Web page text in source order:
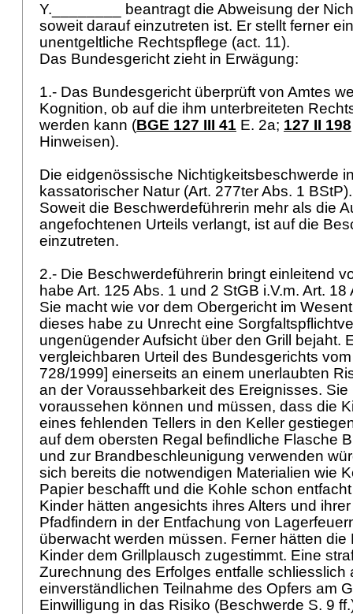
Y.________ beantragt die Abweisung der
soweit darauf einzutreten ist. Er stellt ferner
unentgeltliche Rechtspflege (act. 11).
Das Bundesgericht zieht in Erwägung:
1.- Das Bundesgericht überprüft von Amtes
Kognition, ob auf die ihm unterbreiteten
werden kann (BGE 127 III 41 E. 2a; 127 II 198
Hinweisen).
Die eidgenössische Nichtigkeitsbeschwerde
kassatorischer Natur (Art. 277ter Abs. 1 BStP
Soweit die Beschwerdeführerin mehr als die
angefochtenen Urteils verlangt, ist auf die
einzutreten.
2.- Die Beschwerdeführerin bringt einleitend
habe Art. 125 Abs. 1 und 2 StGB i.V.m. Art. 18
Sie macht wie vor dem Obergericht im
dieses habe zu Unrecht eine
ungenügender Aufsicht über den Grill bejaht.
vergleichbaren Urteil des Bundesgerichts
728/1999] einerseits an einem unerlaubten
an der Voraussehbarkeit des Ereignisses. Sie
voraussehen können und müssen, dass die
eines fehlenden Tellers in den Keller
auf dem obersten Regal befindliche Flasche
und zur Brandbeschleunigung verwenden
sich bereits die notwendigen Materialien wie
Papier beschafft und die Kohle schon
Kinder hätten angesichts ihres Alters und
Pfadfindern in der Entfachung von
überwacht werden müssen. Ferner hätten die
Kinder dem Grillplausch zugestimmt. Eine
Zurechnung des Erfolges entfalle schliesslich
einverständlichen Teilnahme des Opfers am
Einwilligung in das Risiko (Beschwerde S. 9